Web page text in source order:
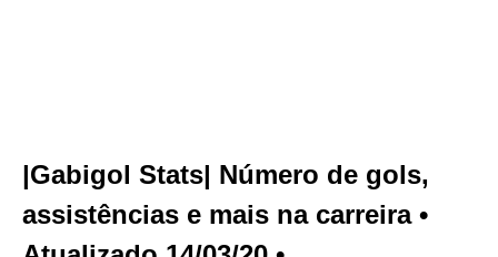
|Gabigol Stats| Número de gols,
assistências e mais na carreira •